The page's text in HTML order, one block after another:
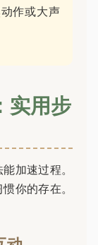
作或大声
实用步
加速过程。
你的存在。